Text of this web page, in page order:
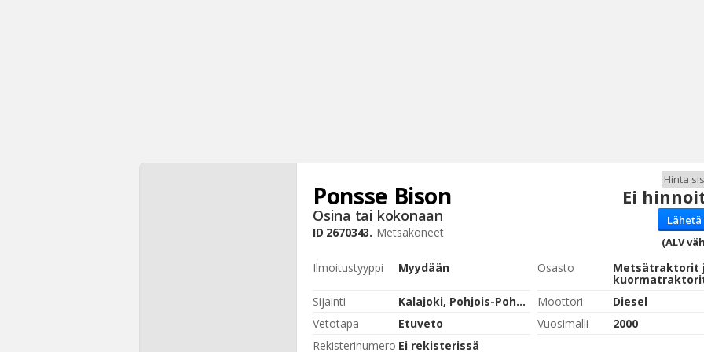
Ei
(ALV
Ponsse Bison
Osina tai kokonaan
ID 2670343. Metsäkoneet
Ilmoitustyyppi Myydään Osasto Metsätraktorit
Sijainti
Kalajoki, Pohjois-Pohjanmaa Moottori
Diesel
Vetotapa
Etuveto Vuosimalli
2000
Rekisterinumero Ei rekisterissä